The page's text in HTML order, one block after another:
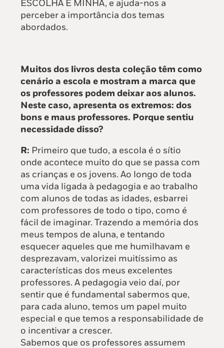
ESCOLHA É MINHA, e ajuda-nos a
perceber a importância dos temas
abordados.
Muitos dos livros desta coleção têm como
cenário a escola e mostram a marca que
os professores podem deixar aos alunos.
Neste caso, apresenta os extremos: dos
bons e maus professores. Porque sentiu
necessidade disso?
R: Primeiro que tudo, a escola é o sítio
onde acontece muito do que se passa com
as crianças e os jovens. Ao longo de toda
uma vida ligada à pedagogia e ao trabalho
com alunos de todas as idades, esbarrei
com professores de todo o tipo, como é
fácil de imaginar. Trazendo a memória dos
meus tempos de aluna, e tentando
esquecer aqueles que me humilhavam e
desprezavam, valorizei muitíssimo as
características dos meus excelentes
professores. A pedagogia veio daí, por
sentir que é fundamental sabermos que,
para cada aluno, temos um papel muito
especial e que temos a responsabilidade de
o incentivar a crescer.
Sabemos que os professores assumem